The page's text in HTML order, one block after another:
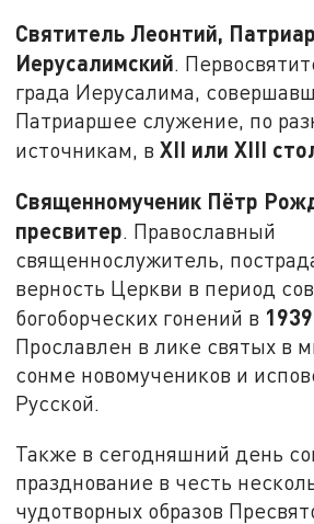
Святитель Леонтий,
Иерусалимский.
града Иерусалима,
Патриаршее служение, по
источникам, вXII илиXIII
Священномученик Пётр
пресвитер. Православный
священнослужитель,
верность Церкви в период
богоборческих гонений в
Прославлен в лике святых в
сонме новомучеников и
Русской.
Также в сегодняшний день
празднование в честь
чудотворных образов